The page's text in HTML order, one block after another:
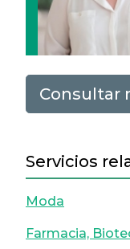
Consultar
Servicios
Moda
Farmacia,